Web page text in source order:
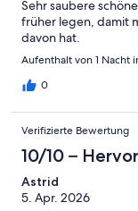
Sehr saubere
früher legen, damit
davon hat.
Aufenthalt von 1 Nacht
0
Verifizierte Bewertung
10/10 –
Astrid
5. Apr. 2026